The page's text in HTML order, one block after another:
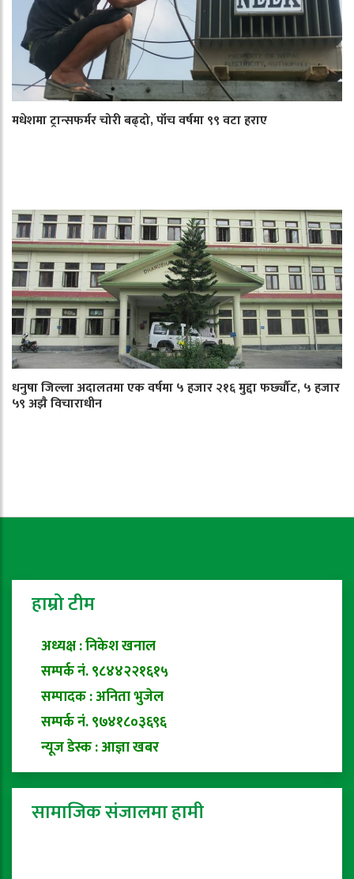
मधेशमा ट्रान्सफर्मर चोरी बढ्दो, पाँच वर्षमा ९९ वटा हराए
धनुषा जिल्ला अदालतमा एक वर्षमा ५ हजार २१६ मुद्दा फर्छ्यौट, ५ हजार
५९ अझै विचाराधीन
हाम्रो टीम
अध्यक्ष : निकेश खनाल
सम्पर्क नं. ९८४४२२१६१५
सम्पादक : अनिता भुजेल
सम्पर्क नं. ९७४१८०३६९६
न्यूज डेस्क : आज्ञा खबर
सामाजिक संजालमा हामी